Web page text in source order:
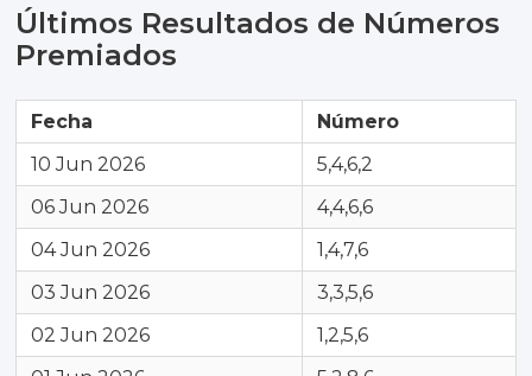
Últimos Resultados de Números
Premiados
Fecha
Número
10 Jun 2026
5,4,6,2
06 Jun 2026
4,4,6,6
04 Jun 2026
1,4,7,6
03 Jun 2026
3,3,5,6
02 Jun 2026
1,2,5,6